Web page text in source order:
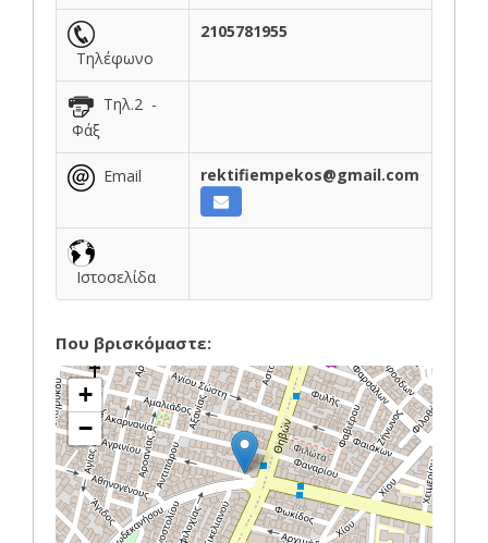
Τηλέφωνο
2105781955
Τηλ.2 -
Φάξ
Email rektifiempekos@gmail.com
Ιστοσελίδα
Που βρισκόμαστε:
+
−